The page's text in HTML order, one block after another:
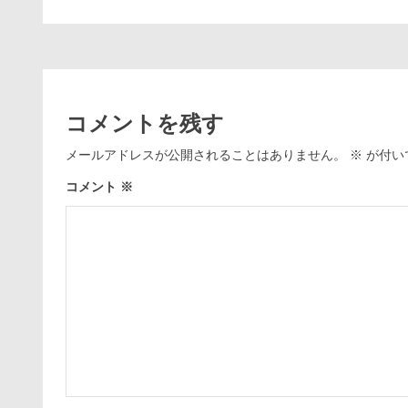
コメントを残す
メールアドレスが公開されることはありません。 ※ が付い
コメント ※